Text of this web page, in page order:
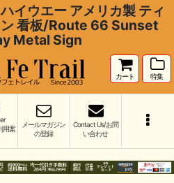
イウエー アメリカ製 ティ
ン 看板/Route 66 Sunset
Metal Sign
カート 特集
用案
メールマガジン
の登録
Contact Us/お問
い合わせ